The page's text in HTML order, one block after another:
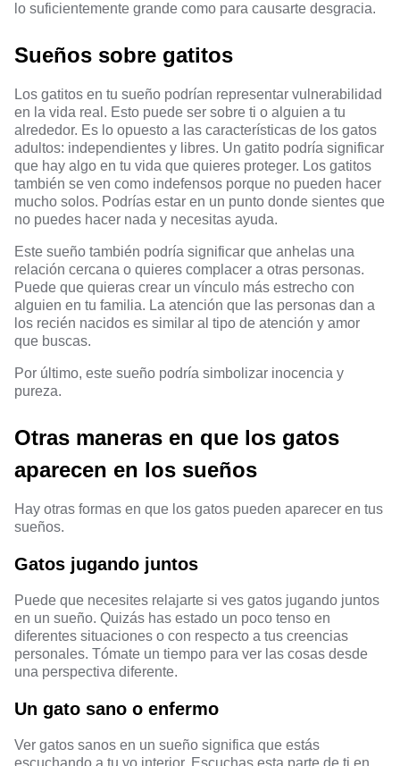
lo suficientemente grande como para causarte desgracia.
Sueños sobre gatitos
Los gatitos en tu sueño podrían representar vulnerabilidad
en la vida real. Esto puede ser sobre ti o alguien a tu
alrededor. Es lo opuesto a las características de los gatos
adultos: independientes y libres. Un gatito podría significar
que hay algo en tu vida que quieres proteger. Los gatitos
también se ven como indefensos porque no pueden hacer
mucho solos. Podrías estar en un punto donde sientes que
no puedes hacer nada y necesitas ayuda.
Este sueño también podría significar que anhelas una
relación cercana o quieres complacer a otras personas.
Puede que quieras crear un vínculo más estrecho con
alguien en tu familia. La atención que las personas dan a
los recién nacidos es similar al tipo de atención y amor
que buscas.
Por último, este sueño podría simbolizar inocencia y
pureza.
Otras maneras en que los gatos
aparecen en los sueños
Hay otras formas en que los gatos pueden aparecer en tus
sueños.
Gatos jugando juntos
Puede que necesites relajarte si ves gatos jugando juntos
en un sueño. Quizás has estado un poco tenso en
diferentes situaciones o con respecto a tus creencias
personales. Tómate un tiempo para ver las cosas desde
una perspectiva diferente.
Un gato sano o enfermo
Ver gatos sanos en un sueño significa que estás
escuchando a tu yo interior. Escuchas esta parte de ti en